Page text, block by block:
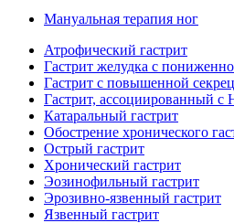
Мануальная терапия ног
Атрофический гастрит
Гастрит желудка с
Гастрит с повышенной
Гастрит, ассоциированный с
Катаральный гастрит
Обострение хронического
Острый гастрит
Хронический гастрит
Эозинофильный гастрит
Эрозивно-язвенный гастрит
Язвенный гастрит